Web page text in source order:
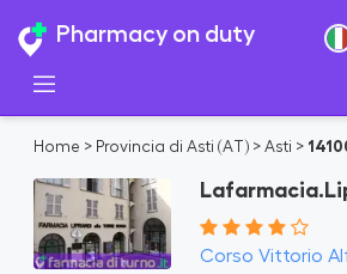
Pharmacy on duty
Home > Provincia di Asti (AT) > Asti >
Corso Vittorio